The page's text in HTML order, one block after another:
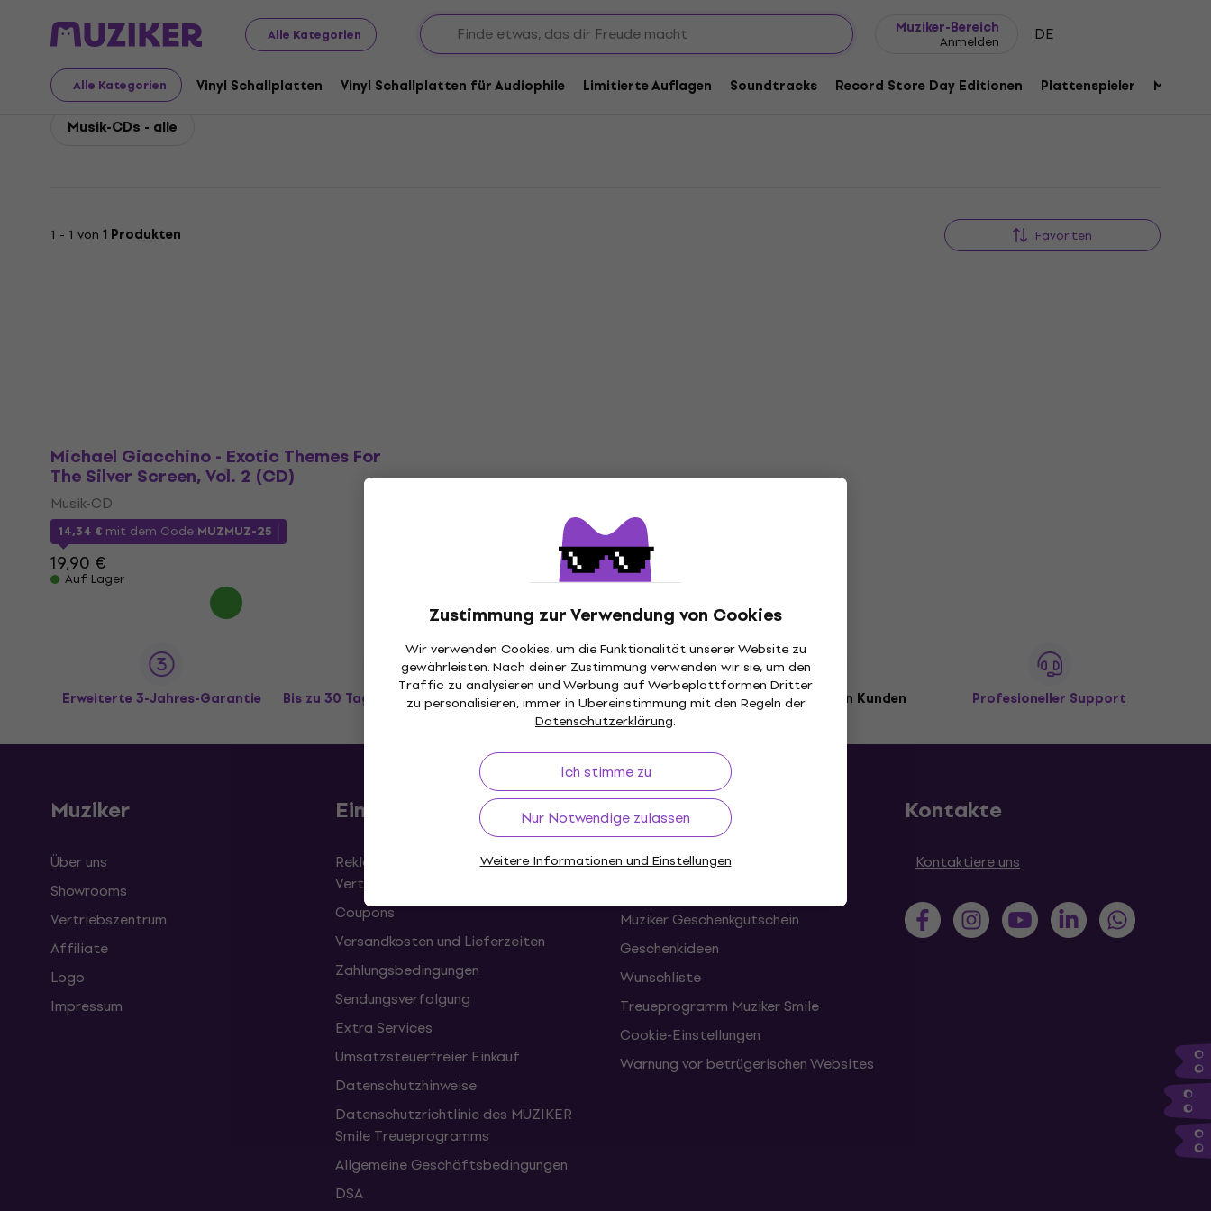
Alle Kategorien
Muziker-Bereich
Anmelden DE
Alle Kategorien Vinyl Schallplatten Vinyl Schallplatten für Audiophile Limitierte Auflagen Soundtracks Record Store Day Editionen Plattenspieler Musik
Zustimmung zur Verwendung von Cookies
Wir verwenden Cookies, um die Funktionalität unserer Website zu
gewährleisten. Nach deiner Zustimmung verwenden wir sie, um den
Traffic zu analysieren und Werbung auf Werbeplattformen Dritter
zu personalisieren, immer in Übereinstimmung mit den Regeln der
Datenschutzerklärung.
Ich stimme zu
Nur Notwendige zulassen
Weitere Informationen und Einstellungen
Michael Giacchino Michael Giacchino Musik-CDs
Michael Giacchino Musik-CDs
Musik-CDs - alle
1 - 1 von 1 Produkten Favoriten
Michael Giacchino - Exotic Themes For
The Silver Screen, Vol. 2 (CD)
Musik-CD
14,34 € mit dem Code MUZMUZ-25
19,90 €
Auf Lager
Erweiterte 3-Jahres-Garantie Bis zu 30 Tage Rückgaberecht Versand gratisvon 199 € Über 3 Millionen Kunden Profesioneller Support
Muziker
Über uns
Showrooms
Vertriebszentrum
Affiliate
Logo
Impressum
Einkauf
Reklamationen und Rücktritte vom
Vertrag
Coupons
Versandkosten und Lieferzeiten
Zahlungsbedingungen
Sendungsverfolgung
Extra Services
Umsatzsteuerfreier Einkauf
Datenschutzhinweise
Datenschutzrichtlinie des MUZIKER
Smile Treueprogramms
Allgemeine Geschäftsbedingungen
DSA
Nützliches
FAQ - Häufig gestellte Fragen
Muziker Geschenkgutschein
Geschenkideen
Wunschliste
Treueprogramm Muziker Smile
Cookie-Einstellungen
Warnung vor betrügerischen Websites
Kontakte
Kontaktiere uns